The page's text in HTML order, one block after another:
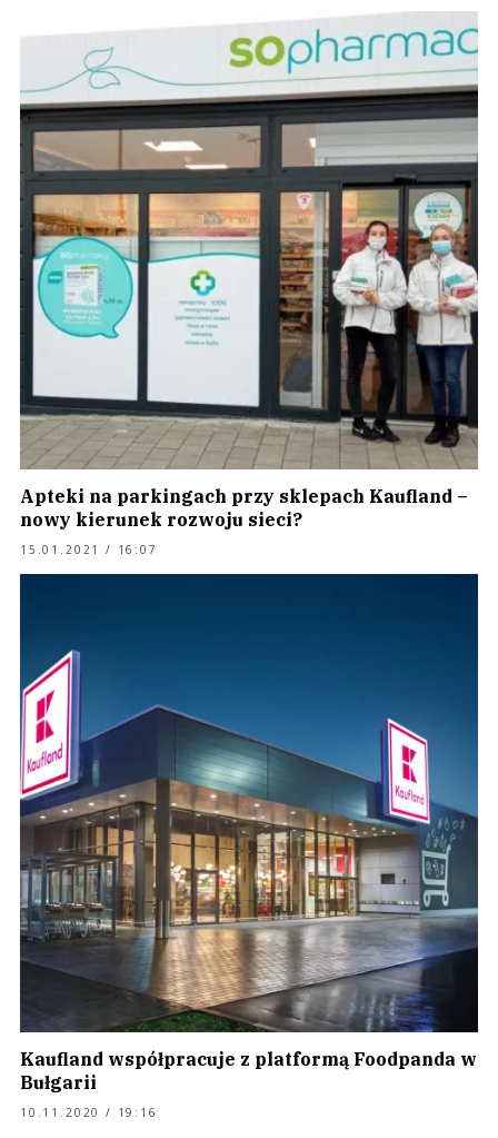
Apteki na parkingach przy sklepach Kaufland –
nowy kierunek rozwoju sieci?
15.01.2021 / 16:07
Kaufland współpracuje z platformą Foodpanda w
Bułgarii
10.11.2020 / 19:16